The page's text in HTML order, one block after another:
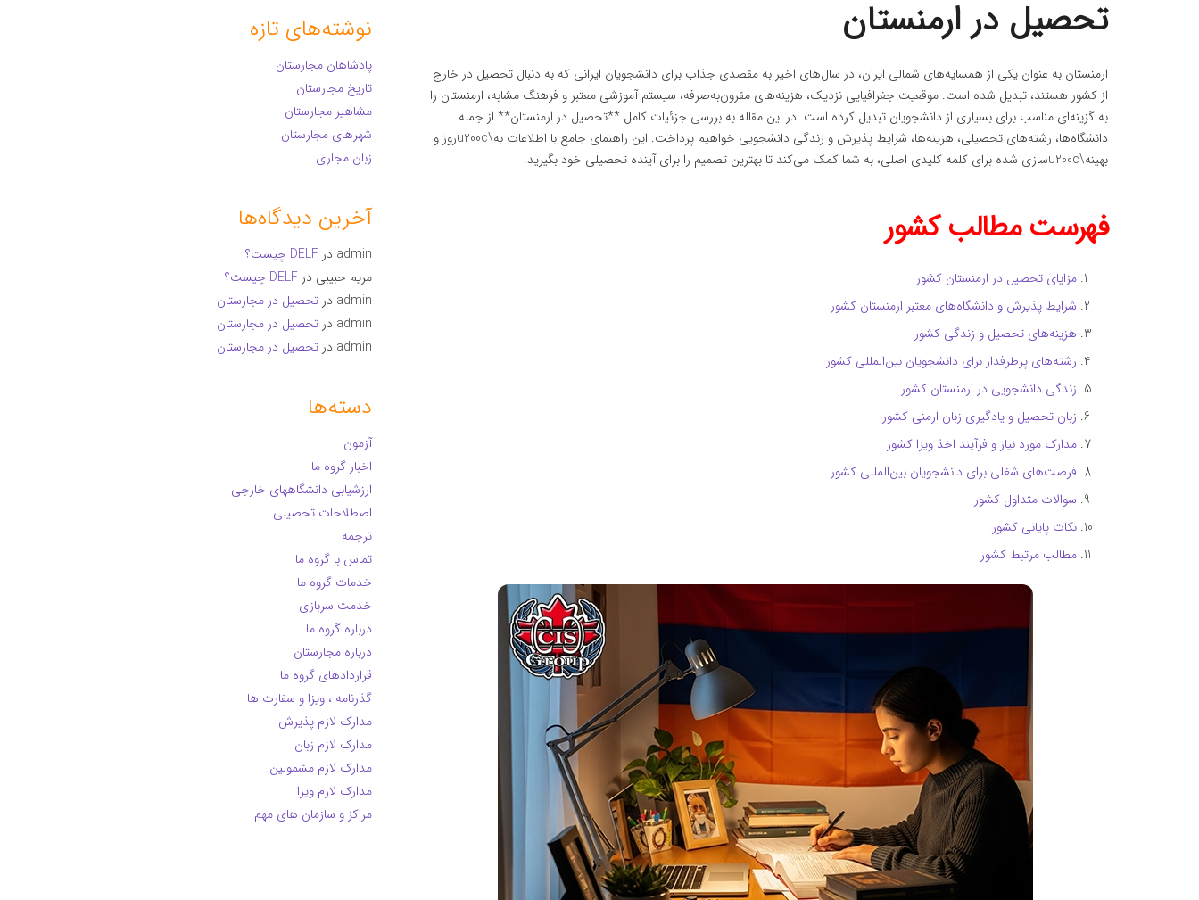
تحصیل در ارمنستان
ارمنستان به عنوان یکی از همسایه‌های شمالی ایران، در سال‌های اخیر به مقصدی جذاب برای دانشجویان ایرانی که به دنبال تحصیل در خارج
از کشور هستند، تبدیل شده است. موقعیت جغرافیایی نزدیک، هزینه‌های مقرون‌به‌صرفه، سیستم آموزشی معتبر و فرهنگ مشابه، ارمنستان را
به گزینه‌ای مناسب برای بسیاری از دانشجویان تبدیل کرده است. در این مقاله به بررسی جزئیات کامل **تحصیل در ارمنستان** از جمله
دانشگاه‌ها، رشته‌های تحصیلی، هزینه‌ها، شرایط پذیرش و زندگی دانشجویی خواهیم پرداخت. این راهنمای جامع با اطلاعات به\u200cروز و
بهینه\u200cسازی شده برای کلمه کلیدی اصلی، به شما کمک می‌کند تا بهترین تصمیم را برای آینده تحصیلی خود بگیرید.
فهرست مطالب کشور
مزایای تحصیل در ارمنستان کشور
شرایط پذیرش و دانشگاه‌های معتبر ارمنستان کشور
هزینه‌های تحصیل و زندگی کشور
رشته‌های پرطرفدار برای دانشجویان بین‌المللی کشور
زندگی دانشجویی در ارمنستان کشور
زبان تحصیل و یادگیری زبان ارمنی کشور
مدارک مورد نیاز و فرآیند اخذ ویزا کشور
فرصت‌های شغلی برای دانشجویان بین‌المللی کشور
سوالات متداول کشور
نکات پایانی کشور
مطالب مرتبط کشور
نوشته‌های تازه
پادشاهان مجارستان
تاریخ مجارستان
مشاهیر مجارستان
شهرهای مجارستان
زبان مجاری
آخرین دیدگاه‌ها
admin در DELF چیست؟
مریم حبیبی در DELF چیست؟
admin در تحصیل در مجارستان
admin در تحصیل در مجارستان
admin در تحصیل در مجارستان
دسته‌ها
آزمون
اخبار گروه ما
ارزشیابی دانشگاههای خارجی
اصطلاحات تحصیلی
ترجمه
تماس با گروه ما
خدمات گروه ما
خدمت سربازی
درباره گروه ما
درباره مجارستان
قراردادهای گروه ما
گذرنامه ، ویزا و سفارت ها
مدارک لازم پذیرش
مدارک لازم زبان
مدارک لازم مشمولین
مدارک لازم ویزا
مراکز و سازمان های مهم